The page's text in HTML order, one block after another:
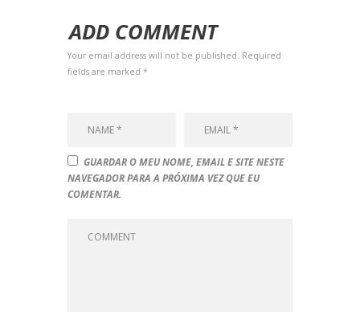
ADD COMMENT
Your email address will not be published. Required
fields are marked *
GUARDAR O MEU NOME, EMAIL E SITE NESTE
NAVEGADOR PARA A PRÓXIMA VEZ QUE EU
COMENTAR.